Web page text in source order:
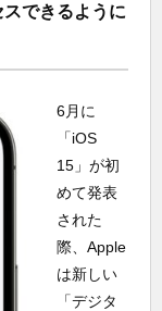
できるように
6月に
「iOS
15」が初
めて発表
された
際、Apple
は新しい
「デジタ